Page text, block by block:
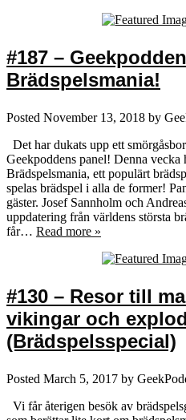
#187 –
Brädspelsmania!
Posted November 13, 2018 by
Det har dukats upp ett
Geekpoddens panel! Denna vecka
Brädspelsmania, ett populärt
spelas brädspel i alla de former!
gäster. Josef Sannholm och
uppdatering från världens största
får… Read more »
#130 – Resor till
vikingar och
(Brädspelsspecial)
Posted March 5, 2017 by
Vi får återigen besök av